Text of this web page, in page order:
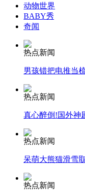
外交部：反对强
外交部：有关国
走！跟着总书记去
动物世界
BABY秀
奇闻
热点新闻
男孩错把电推当
热点新闻
真心醉倒!国外神
热点新闻
呆萌大熊猫滑雪
热点新闻